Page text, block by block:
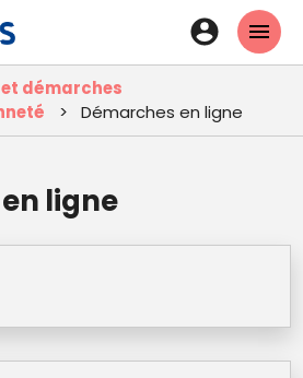
contenu
principal
En-
tête
-
démarches
Démarches en ligne
ligne